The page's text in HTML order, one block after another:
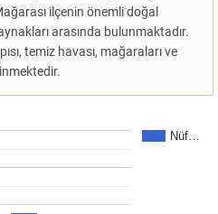
ilçenin önemli doğal
arasında bulunmaktadır.
temiz havası, mağaraları ve
Nüf…